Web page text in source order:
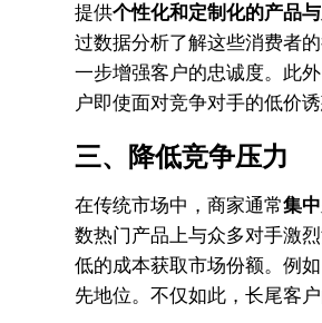
提供个性化和定制化的产品
过数据分析了解这些消费者
一步增强客户的忠诚度。此
户即使面对竞争对手的低价
三、降低竞争压力
在传统市场中，商家通常集
数热门产品上与众多对手激
低的成本获取市场份额。例
先地位。不仅如此，长尾客